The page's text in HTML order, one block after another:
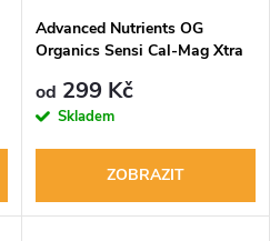
Advanced Nutrients OG
Organics Sensi Cal-Mag Xtra
od 299 Kč
Skladem
ZOBRAZIT